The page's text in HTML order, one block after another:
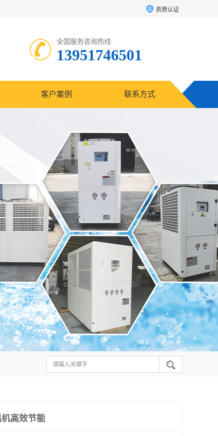
资质认证
全国服务咨询热线:
13951746501
客户案例 联系方式
高效节能